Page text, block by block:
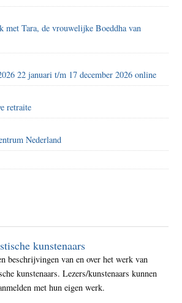
met Tara, de vrouwelijke Boeddha van
22 januari t/m 17 december 2026 online
retraite
Nederland
kunstenaars
beschrijvingen van en over het werk van
kunstenaars. Lezers/kunstenaars kunnen
met hun eigen werk.